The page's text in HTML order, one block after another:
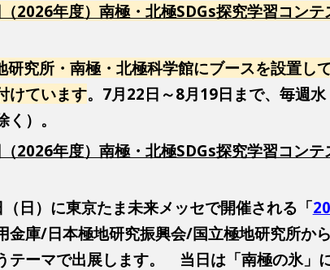
2026年度）南極・北極SDGs探究学習コンテ
研究所・南極・北極科学館にブースを設置して
けています。7月22日～8月19日まで、毎週
）。
2026年度）南極・北極SDGs探究学習コンテ
）に東京たま未来メッセで開催される「
金庫/日本極地研究振興会/国立極地研究所か
テーマで出展します。 当日は「南極の氷」